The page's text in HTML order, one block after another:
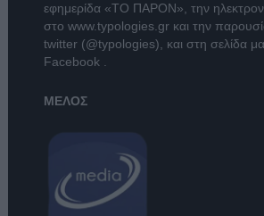
εφημερίδα «ΤΟ ΠΑΡΟΝ» , την
στο www.typologies.grκαι την
twitter (@typologies) , και στη σελίδα
Facebook
ΜΕΛΟΣ